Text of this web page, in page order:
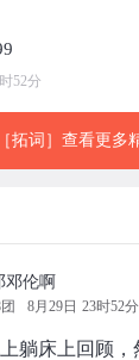
52分
拓词］查看更多
邓伦啊
8月29日 23时52分
躺床上回顾